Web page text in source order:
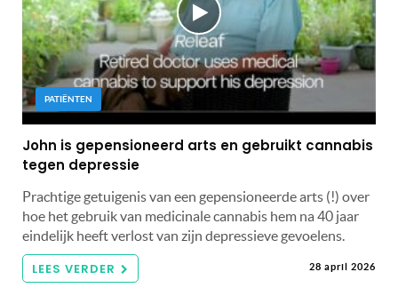
PATIËNTEN
John is gepensioneerd arts en gebruikt cannabis
tegen depressie
Prachtige getuigenis van een gepensioneerde arts (!) over
hoe het gebruik van medicinale cannabis hem na 40 jaar
eindelijk heeft verlost van zijn depressieve gevoelens.
LEES VERDER 28 april 2026